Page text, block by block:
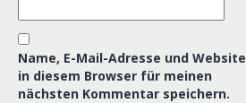
Name, E-Mail-Adresse und Website
in diesem Browser für meinen
nächsten Kommentar speichern.